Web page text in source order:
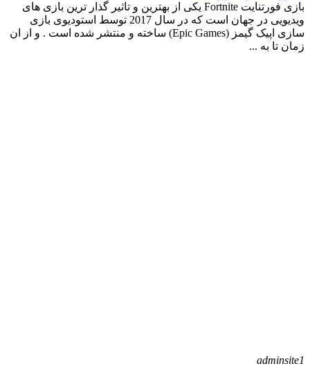
بازی فورتنایت Fortnite یکی از بهترین و تاثیر گذار ترین بازی های
ویدیویی در جهان است که در سال 2017 توسط استودیوی بازی
سازی اپیک گیمز (Epic Games) ساخته و منتشر شده است . و از ان
زمان تا به ...
adminsite1